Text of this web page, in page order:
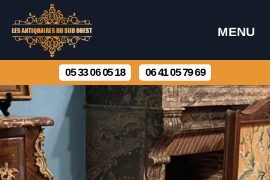
MENU
05 33 06 05 18 06 41 05 79 69